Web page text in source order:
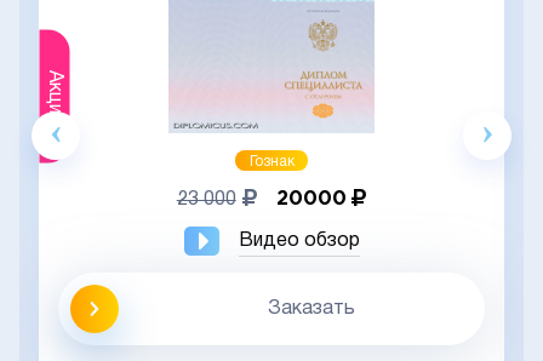
Акция
Гознак
23 000 20000
Видео обзор
Заказать